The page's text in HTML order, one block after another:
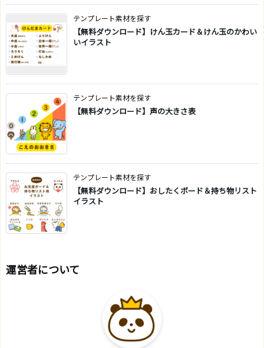
テンプレート素材を探す
【無料ダウンロード】けん玉カード＆けん玉のかわい
いイラスト
テンプレート素材を探す
【無料ダウンロード】声の大きさ表
テンプレート素材を探す
【無料ダウンロード】おしたくボード＆持ち物リスト
イラスト
運営者について